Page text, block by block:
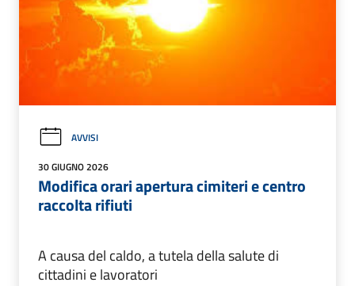
AVVISI
30 GIUGNO 2026
Modifica orari apertura cimiteri e centro
raccolta rifiuti
A causa del caldo, a tutela della salute di
cittadini e lavoratori